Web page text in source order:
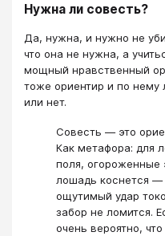
Нужна ли совесть?
Да, нужна, и нужно не
что она не нужна, а
мощный нравственный
тоже ориентир и по нему
или нет.
Совесть — это
Как метафора: для
поля, огороженные
лошадь коснется —
ощутимый удар
забор не ломится.
очень вероятно,